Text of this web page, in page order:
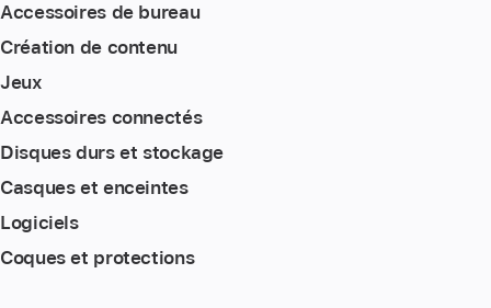
Accessoires de bureau
Création de contenu
Jeux
Accessoires connectés
Disques durs et stockage
Casques et enceintes
Logiciels
Coques et protections